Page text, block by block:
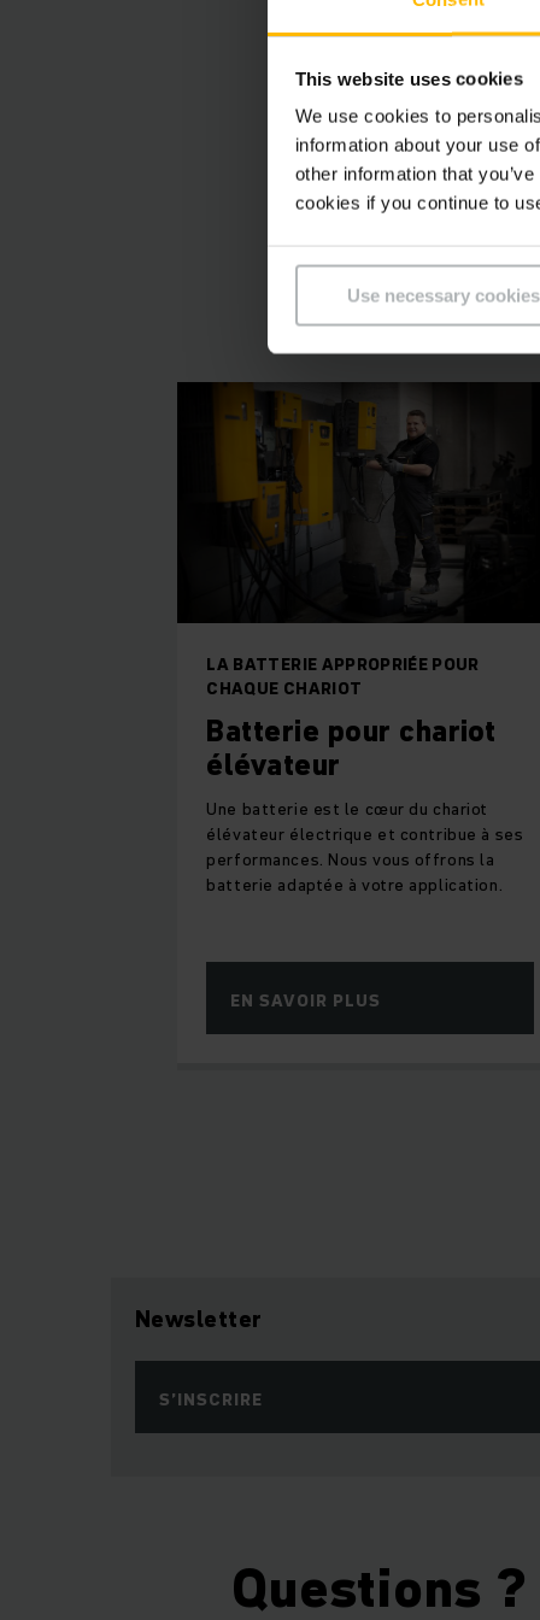
This website uses cookies
We use cookies to
information about your use
other information that
cookies if you continue to
Use necessary
Veuillez remplir
LA BATTERIE APPROPRIÉE POUR
CHAQUE CHARIOT
Batterie pour chariot
élévateur
Une batterie est le cœur du chariot
élévateur électrique et contribue à ses
performances. Nous vous offrons la
batterie adaptée à votre application.
EN SAVOIR PLUS
Newsletter
S’INSCRIRE
Questions ?